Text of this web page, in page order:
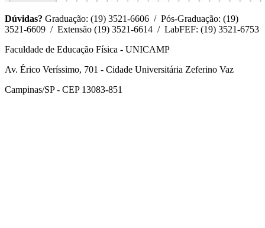
Dúvidas? Graduação: (19) 3521-6606 / Pós-Graduação: (19)
3521-6609 / Extensão (19) 3521-6614 / LabFEF: (19) 3521-6753
Faculdade de Educação Física - UNICAMP
Av. Érico Veríssimo, 701 - Cidade Universitária Zeferino Vaz
Campinas/SP - CEP 13083-851